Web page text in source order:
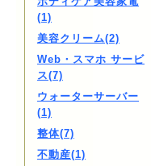
(1)
美容クリーム(2)
Web・スマホ サービ
ス(7)
ウォーターサーバー
(1)
整体(7)
不動産(1)